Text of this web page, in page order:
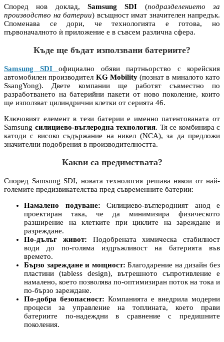
Според нов доклад, Samsung SDI (подразделението за
производство на батерии) всъщност имат значителен напредък.
Споменава се дори, че технологията е готова, но
първоначалното ѝ приложение е в съвсем различна сфера.
Къде ще бъдат използвани батериите?
Samsung SDI официално обяви партньорство с корейския
автомобилен производител KG Mobility(познат в миналото като
SsangYong). Двете компании ще работят съвместно по
разработването на батерийни пакети от ново поколение, които
ще използват цилиндрични клетки от серията 46.
Ключовият елемент в тези батерии е именно патентованата от
Samsung силициево-въглеродна технология. Тя се комбинира с
катоди с високо съдържание на никел (NCA), за да предложи
значителни подобрения в производителността.
Какви са предимствата?
Според Samsung SDI, новата технология решава някои от най-
големите предизвикателства пред съвременните батерии:
Намалено подуване: Силициево-въглеродният анод е
проектиран така, че да минимизира физическото
разширение на клетките при циклите на зареждане и
разреждане.
По-дълъг живот: Подобрената химическа стабилност
води до по-голяма издръжливост на батерията във
времето.
Бързо зареждане и мощност: Благодарение на дизайн без
пластини (tabless design), вътрешното съпротивление е
намалено, което позволява по-оптимизиран поток на тока и
по-бързо зареждане.
По-добра безопасност: Компанията е внедрила модерни
процеси за управление на топлината, което прави
батериите по-надеждни в сравнение с предишните
поколения.